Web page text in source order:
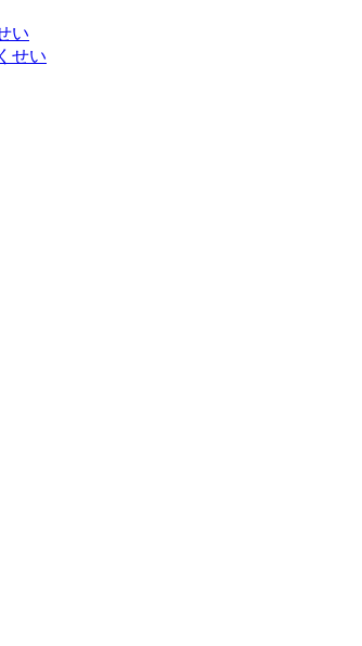
い
せい